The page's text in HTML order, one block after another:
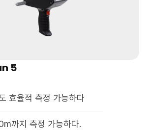
5
효율적 측정 가능하다
까지 측정 가능하다.